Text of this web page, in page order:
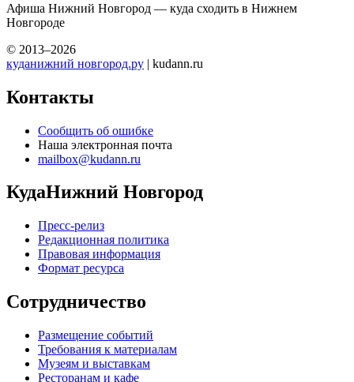
Афиша Нижний Новгород — куда сходить в Нижнем
Новгороде
© 2013–2026
куданижний новгород.ру | kudann.ru
Контакты
Сообщить об ошибке
Наша электронная почта
mailbox@kudann.ru
КудаНижний Новгород
Пресс-релиз
Редакционная политика
Правовая информация
Формат ресурса
Сотрудничество
Размещение событий
Требования к материалам
Музеям и выставкам
Ресторанам и кафе